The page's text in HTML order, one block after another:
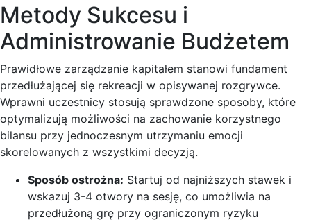
Metody Sukcesu i
Administrowanie Budżetem
Prawidłowe zarządzanie kapitałem stanowi fundament
przedłużającej się rekreacji w opisywanej rozgrywce.
Wprawni uczestnicy stosują sprawdzone sposoby, które
optymalizują możliwości na zachowanie korzystnego
bilansu przy jednoczesnym utrzymaniu emocji
skorelowanych z wszystkimi decyzją.
Sposób ostrożna: Startuj od najniższych stawek i
wskazuj 3-4 otwory na sesję, co umożliwia na
przedłużoną grę przy ograniczonym ryzyku